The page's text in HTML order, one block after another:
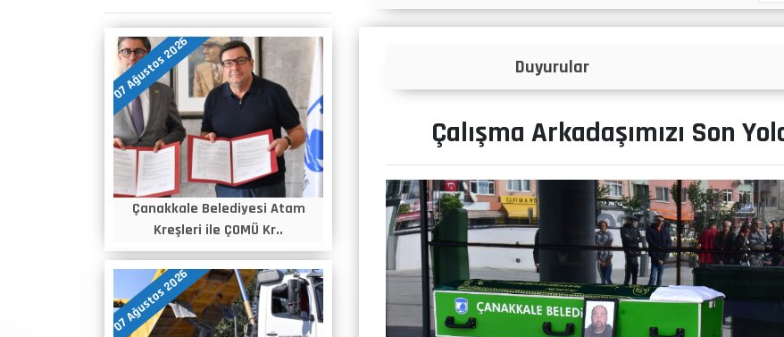
07 Ağustos 2026
Çanakkale Belediyesi Atam
Kreşleri ile ÇOMÜ Kr..
07 Ağustos 2026
Duyurular İlanlar
Çalışma Arkadaşımızı Son